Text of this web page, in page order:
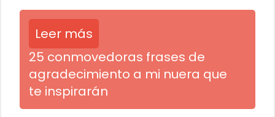
Leer más
25 conmovedoras frases de
agradecimiento a mi nuera que
te inspirarán